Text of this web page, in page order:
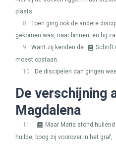
plaats.
8
Toen ging ook de andere
gekomen was, naar binnen, en hij
9
Want zij kenden de
Schrift
moest opstaan.
10
De discipelen dan gingen
De verschijning
Magdalena
11
Maar Maria stond
huilde, boog zij voorover in het graf,